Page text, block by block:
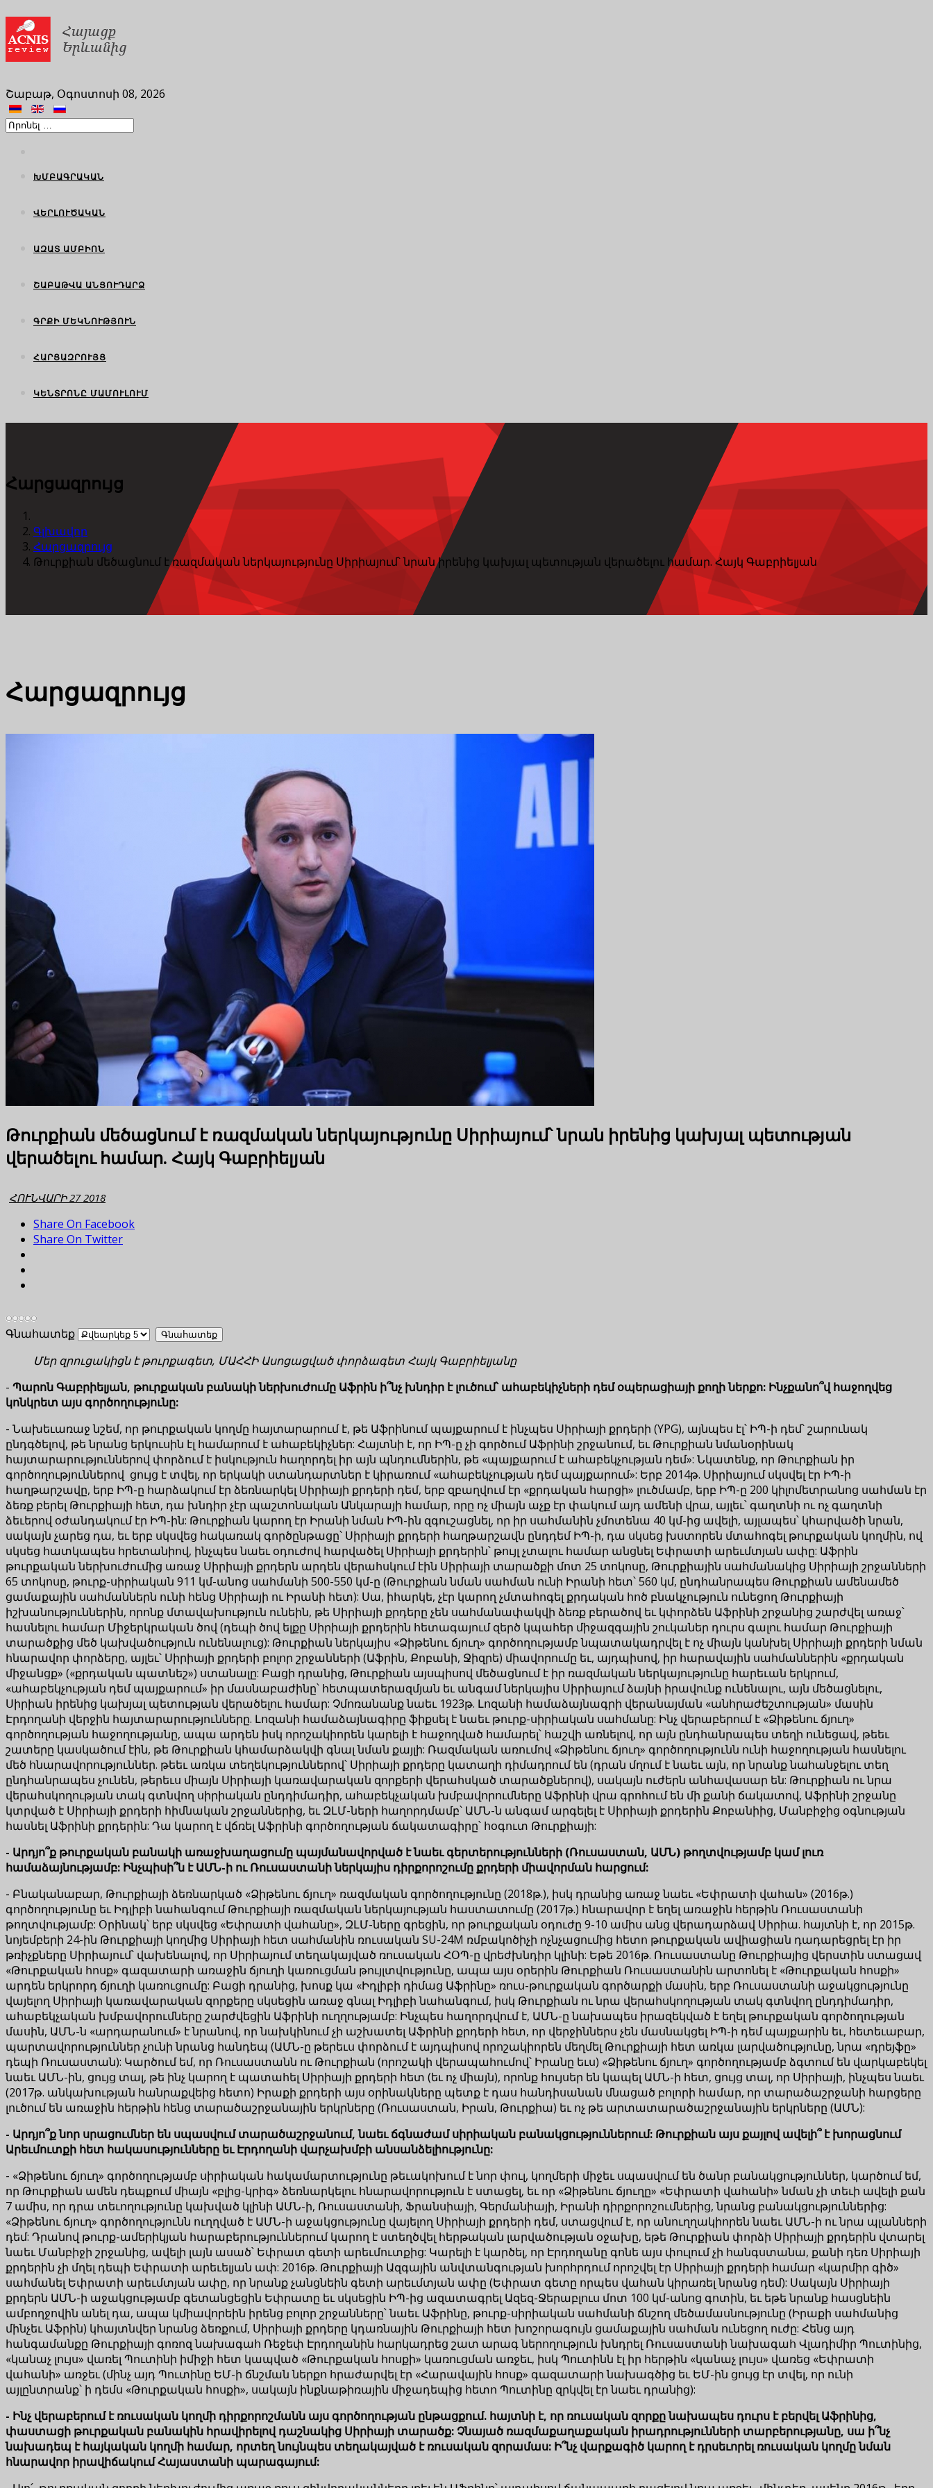
Շաբաթ, Օգոստոսի 08, 2026
ԽՄԲԱԳՐԱԿԱՆ
ՎԵՐԼՈՒԾԱԿԱՆ
ԱԶԱՏ ԱՄԲԻՈՆ
ՇԱԲԱԹՎԱ ԱՆՑՈՒԴԱՐՁ
ԳՐՔԻ ՄԵԿՆՈՒԹՅՈՒՆ
ՀԱՐՑԱԶՐՈՒՅՑ
ԿԵՆՏՐՈՆԸ ՄԱՄՈՒԼՈՒՄ
Հարցազրույց
Գլխավոր
Հարցազրույց
Թուրքիան մեծացնում է ռազմական ներկայությունը Սիրիայում՝ նրան իրենից կախյալ պետության վերածելու համար. Հայկ Գաբրիելյան
Հարցազրույց
Թուրքիան մեծացնում է ռազմական ներկայությունը Սիրիայում՝ նրան իրենից կախյալ պետության
վերածելու համար. Հայկ Գաբրիելյան
ՀՈՒՆՎԱՐԻ 27 2018
Share On Facebook
Share On Twitter
Գնահատեք
Մեր զրուցակիցն է թուրքագետ, ՄԱՀՀԻ Ասոցացված փորձագետ Հայկ Գաբրիելյանը
- Պարոն Գաբրիելյան, թուրքական բանակի ներխուժումը Աֆրին ի՞նչ խնդիր է լուծում՝ ահաբեկիչների դեմ օպերացիայի քողի ներքո: Ինչքանո՞վ հաջողվեց
կոնկրետ այս գործողությունը:
- Նախեւառաջ նշեմ, որ թուրքական կողմը հայտարարում է, թե Աֆրինում պայքարում է ինչպես Սիրիայի քրդերի (YPG), այնպես էլ՝ ԻՊ-ի դեմ՝ շարունակ
ընդգծելով, թե նրանց երկուսին էլ համարում է ահաբեկիչներ: Հայտնի է, որ ԻՊ-ը չի գործում Աֆրինի շրջանում, եւ Թուրքիան նմանօրինակ
հայտարարություններով փորձում է իսկություն հաղորդել իր այն պնդումներին, թե «պայքարում է ահաբեկչության դեմ»: Նկատենք, որ Թուրքիան իր
գործողություններով ցույց է տվել, որ երկակի ստանդարտներ է կիրառում «ահաբեկչության դեմ պայքարում»: Երբ 2014թ. Սիրիայում սկսվել էր ԻՊ-ի
հաղթարշավը, երբ ԻՊ-ը հարձակում էր ձեռնարկել Սիրիայի քրդերի դեմ, երբ զբաղվում էր «քրդական հարցի» լուծմամբ, երբ ԻՊ-ը 200 կիլոմետրանոց սահման էր
ձեռք բերել Թուրքիայի հետ, դա խնդիր չէր պաշտոնական Անկարայի համար, որը ոչ միայն աչք էր փակում այդ ամենի վրա, այլեւ՝ գաղտնի ու ոչ գաղտնի
ձեւերով օժանդակում էր ԻՊ-ին: Թուրքիան կարող էր Իրանի նման ԻՊ-ին զգուշացնել, որ իր սահմանին չմոտենա 40 կմ-ից ավելի, այլապես՝ կհարվածի նրան,
սակայն չարեց դա, եւ երբ սկսվեց հակառակ գործընթացը՝ Սիրիայի քրդերի հաղթարշավն ընդդեմ ԻՊ-ի, դա սկսեց խստորեն մտահոգել թուրքական կողմին, ով
սկսեց հատկապես հրետանիով, ինչպես նաեւ օդուժով հարվածել Սիրիայի քրդերին՝ թույլ չտալու համար անցնել Եփրատի արեւմտյան ափը: Աֆրին
թուրքական ներխուժումից առաջ Սիրիայի քրդերն արդեն վերահսկում էին Սիրիայի տարածքի մոտ 25 տոկոսը, Թուրքիային սահմանակից Սիրիայի շրջանների
65 տոկոսը, թուրք-սիրիական 911 կմ-անոց սահմանի 500-550 կմ-ը (Թուրքիան նման սահման ունի Իրանի հետ՝ 560 կմ, ընդհանրապես Թուրքիան ամենամեծ
ցամաքային սահմաններն ունի հենց Սիրիայի ու Իրանի հետ): Սա, իհարկե, չէր կարող չմտահոգել քրդական հոծ բնակչություն ունեցող Թուրքիայի
իշխանություններին, որոնք մտավախություն ունեին, թե Սիրիայի քրդերը չեն սահմանափակվի ձեռք բերածով եւ կփորձեն Աֆրինի շրջանից շարժվել առաջ՝
հասնելու համար Միջերկրական ծով (դեպի ծով ելքը Սիրիայի քրդերին հետագայում զերծ կպահեր միջազգային շուկաներ դուրս գալու համար Թուրքիայի
տարածքից մեծ կախվածություն ունենալուց): Թուրքիան ներկայիս «Ձիթենու ճյուղ» գործողությամբ նպատակադրվել է ոչ միայն կանխել Սիրիայի քրդերի նման
հնարավոր փորձերը, այլեւ՝ Սիրիայի քրդերի բոլոր շրջանների (Աֆրին, Քոբանի, Ջիզրե) միավորումը եւ, այդպիսով, իր հարավային սահմաններին «քրդական
միջանցք» («քրդական պատնեշ») ստանալը: Բացի դրանից, Թուրքիան այսպիսով մեծացնում է իր ռազմական ներկայությունը հարեւան երկրում,
«ահաբեկչության դեմ պայքարում» իր մասնաբաժինը՝ հետպատերազմյան եւ անգամ ներկայիս Սիրիայում ձայնի իրավունք ունենալու, այն մեծացնելու,
Սիրիան իրենից կախյալ պետության վերածելու համար: Չմոռանանք նաեւ 1923թ. Լոզանի համաձայնագրի վերանայման «անհրաժեշտության» մասին
Էրդողանի վերջին հայտարարությունները. Լոզանի համաձայնագիրը ֆիքսել է նաեւ թուրք-սիրիական սահմանը: Ինչ վերաբերում է «Ձիթենու ճյուղ»
գործողության հաջողությանը, ապա արդեն իսկ որոշակիորեն կարելի է հաջողված համարել՝ հաշվի առնելով, որ այն ընդհանրապես տեղի ունեցավ, թեեւ
շատերը կասկածում էին, թե Թուրքիան կհամարձակվի գնալ նման քայլի: Ռազմական առումով «Ձիթենու ճյուղ» գործողությունն ունի հաջողության հասնելու
մեծ հնարավորություններ. թեեւ առկա տեղեկություններով՝ Սիրիայի քրդերը կատաղի դիմադրում են (դրան մղում է նաեւ այն, որ նրանք նահանջելու տեղ
ընդհանրապես չունեն, թերեւս միայն Սիրիայի կառավարական զորքերի վերահսկած տարածքներով), սակայն ուժերն անհավասար են: Թուրքիան ու նրա
վերահսկողության տակ գտնվող սիրիական ընդդիմադիր, ահաբեկչական խմբավորումները Աֆրինի վրա գրոհում են մի քանի ճակատով, Աֆրինի շրջանը
կտրված է Սիրիայի քրդերի հիմնական շրջաններից, եւ ԶԼՄ-ների հաղորդմամբ՝ ԱՄՆ-ն անգամ արգելել է Սիրիայի քրդերին Քոբանիից, Մանբիջից օգնության
հասնել Աֆրինի քրդերին: Դա կարող է վճռել Աֆրինի գործողության ճակատագիրը՝ հօգուտ Թուրքիայի:
- Արդյո՞ք թուրքական բանակի առաջխաղացումը պայմանավորված է նաեւ գերտերությունների (Ռուսաստան, ԱՄՆ) թողտվությամբ կամ լուռ
համաձայնությամբ: Ինչպիսի՞ն է ԱՄՆ-ի ու Ռուսաստանի ներկայիս դիրքորոշումը քրդերի միավորման հարցում:
- Բնականաբար, Թուրքիայի ձեռնարկած «Ձիթենու ճյուղ» ռազմական գործողությունը (2018թ.), իսկ դրանից առաջ նաեւ «Եփրատի վահան» (2016թ.)
գործողությունը եւ Իդլիբի նահանգում Թուրքիայի ռազմական ներկայության հաստատումը (2017թ.) հնարավոր է եղել առաջին հերթին Ռուսաստանի
թողտվությամբ: Օրինակ՝ երբ սկսվեց «Եփրատի վահանը», ԶԼՄ-ները գրեցին, որ թուրքական օդուժը 9-10 ամիս անց վերադարձավ Սիրիա. հայտնի է, որ 2015թ.
նոյեմբերի 24-ին Թուրքիայի կողմից Սիրիայի հետ սահմանին ռուսական SU-24M ռմբակոծիչի ոչնչացումից հետո թուրքական ավիացիան դադարեցրել էր իր
թռիչքները Սիրիայում՝ վախենալով, որ Սիրիայում տեղակայված ռուսական ՀՕՊ-ը վրեժխնդիր կլինի: Եթե 2016թ. Ռուսաստանը Թուրքիայից վերստին ստացավ
«Թուրքական հոսք» գազատարի առաջին ճյուղի կառուցման թույլտվությունը, ապա այս օրերին Թուրքիան Ռուսաստանին արտոնել է «Թուրքական հոսքի»
արդեն երկրորդ ճյուղի կառուցումը: Բացի դրանից, խոսք կա «Իդլիբի դիմաց Աֆրինը» ռուս-թուրքական գործարքի մասին, երբ Ռուսաստանի աջակցությունը
վայելող Սիրիայի կառավարական զորքերը սկսեցին առաջ գնալ Իդլիբի նահանգում, իսկ Թուրքիան ու նրա վերահսկողության տակ գտնվող ընդդիմադիր,
ահաբեկչական խմբավորումները շարժվեցին Աֆրինի ուղղությամբ: Ինչպես հաղորդվում է, ԱՄՆ-ը նախապես իրազեկված է եղել թուրքական գործողության
մասին, ԱՄՆ-ն «արդարանում» է նրանով, որ նախկինում չի աշխատել Աֆրինի քրդերի հետ, որ վերջիններս չեն մասնակցել ԻՊ-ի դեմ պայքարին եւ, հետեւաբար,
պարտավորություններ չունի նրանց հանդեպ (ԱՄՆ-ը թերեւս փորձում է այդպիսով որոշակիորեն մեղմել Թուրքիայի հետ առկա լարվածությունը, նրա «դրեյֆը»
դեպի Ռուսաստան): Կարծում եմ, որ Ռուսաստանն ու Թուրքիան (որոշակի վերապահումով՝ Իրանը եւս) «Ձիթենու ճյուղ» գործողությամբ ձգտում են վարկաբեկել
նաեւ ԱՄՆ-ին, ցույց տալ, թե ինչ կարող է պատահել Սիրիայի քրդերի հետ (եւ ոչ միայն), որոնք հույսեր են կապել ԱՄՆ-ի հետ, ցույց տալ, որ Սիրիայի, ինչպես նաեւ
(2017թ. անկախության հանրաքվեից հետո) Իրաքի քրդերի այս օրինակները պետք է դաս հանդիսանան մնացած բոլորի համար, որ տարածաշրջանի հարցերը
լուծում են առաջին հերթին հենց տարածաշրջանային երկրները (Ռուսաստան, Իրան, Թուրքիա) եւ ոչ թե արտատարածաշրջանային երկրները (ԱՄՆ):
- Արդյո՞ք նոր սրացումներ են սպասվում տարածաշրջանում, նաեւ ճգնաժամ սիրիական բանակցություններում: Թուրքիան այս քայլով ավելի՞ է խորացնում
Արեւմուտքի հետ հակասությունները եւ Էրդողանի վարչախմբի անսանձելիությունը:
- «Ձիթենու ճյուղ» գործողությամբ սիրիական հակամարտությունը թեւակոխում է նոր փուլ, կողմերի միջեւ սպասվում են ծանր բանակցություններ, կարծում եմ,
որ Թուրքիան ամեն դեպքում միայն «բլից-կրիգ» ձեռնարկելու հնարավորություն է ստացել, եւ որ «Ձիթենու ճյուղը» «Եփրատի վահանի» նման չի տեւի ավելի քան
7 ամիս, որ դրա տեւողությունը կախված կլինի ԱՄՆ-ի, Ռուսաստանի, Ֆրանսիայի, Գերմանիայի, Իրանի դիրքորոշումներից, նրանց բանակցություններից:
«Ձիթենու ճյուղ» գործողությունն ուղղված է ԱՄՆ-ի աջակցությունը վայելող Սիրիայի քրդերի դեմ, ստացվում է, որ անուղղակիորեն նաեւ ԱՄՆ-ի ու նրա պլանների
դեմ: Դրանով թուրք-ամերիկյան հարաբերություններում կարող է ստեղծվել հերթական լարվածության օջախը, եթե Թուրքիան փորձի Սիրիայի քրդերին վտարել
նաեւ Մանբիջի շրջանից, ավելի լայն ասած՝ Եփրատ գետի արեւմուտքից: Կարելի է կարծել, որ Էրդողանը գոնե այս փուլում չի հանգստանա, քանի դեռ Սիրիայի
քրդերին չի մղել դեպի Եփրատի արեւելյան ափ: 2016թ. Թուրքիայի Ազգային անվտանգության խորհրդում որոշվել էր Սիրիայի քրդերի համար «կարմիր գիծ»
սահմանել Եփրատի արեւմտյան ափը, որ նրանք չանցնեին գետի արեւմտյան ափը (Եփրատ գետը որպես վահան կիրառել նրանց դեմ): Սակայն Սիրիայի
քրդերն ԱՄՆ-ի աջակցությամբ գետանցեցին Եփրատը եւ սկսեցին ԻՊ-ից ազատագրել Ազեզ-Ջերաբլուս մոտ 100 կմ-անոց գոտին, եւ եթե նրանք հասցնեին
ամբողջովին անել դա, ապա կմիավորեին իրենց բոլոր շրջանները՝ նաեւ Աֆրինը, թուրք-սիրիական սահմանի ճնշող մեծամասնությունը (Իրաքի սահմանից
մինչեւ Աֆրին) կհայտնվեր նրանց ձեռքում, Սիրիայի քրդերը կդառնային Թուրքիայի հետ խոշորագույն ցամաքային սահման ունեցող ուժը: Հենց այդ
հանգամանքը Թուրքիայի գոռոզ նախագահ Ռեջեփ Էրդողանին հարկադրեց շատ արագ ներողություն խնդրել Ռուսաստանի նախագահ Վլադիմիր Պուտինից,
«կանաչ լույս» վառել Պուտինի իմիջի հետ կապված «Թուրքական հոսքի» կառուցման առջեւ, իսկ Պուտինն էլ իր հերթին «կանաչ լույս» վառեց «Եփրատի
վահանի» առջեւ (մինչ այդ Պուտինը ԵՄ-ի ճնշման ներքո հրաժարվել էր «Հարավային հոսք» գազատարի նախագծից եւ ԵՄ-ին ցույց էր տվել, որ ունի
այլընտրանք՝ ի դեմս «Թուրքական հոսքի», սակայն ինքնաթիռային միջադեպից հետո Պուտինը զրկվել էր նաեւ դրանից):
- Ինչ վերաբերում է ռուսական կողմի դիրքորոշմանն այս գործողության ընթացքում. հայտնի է, որ ռուսական զորքը նախապես դուրս է բերվել Աֆրինից,
փաստացի թուրքական բանակին հրավիրելով դաշնակից Սիրիայի տարածք: Չնայած ռազմաքաղաքական իրադրությունների տարբերությանը, սա ի՞նչ
նախադեպ է հայկական կողմի համար, որտեղ նույնպես տեղակայված է ռուսական զորամաս: Ի՞նչ վարքագիծ կարող է դրսեւորել ռուսական կողմը նման
հնարավոր իրավիճակում Հայաստանի պարագայում: